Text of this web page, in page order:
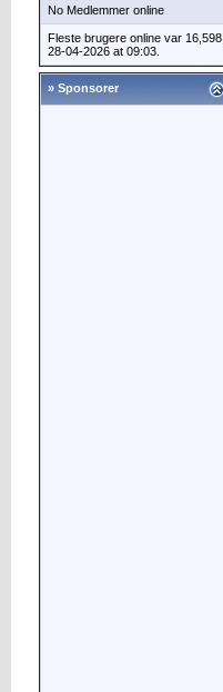
No Medlemmer online
Fleste brugere online var 16,598,
28-04-2026 at 09:03.
» Sponsorer